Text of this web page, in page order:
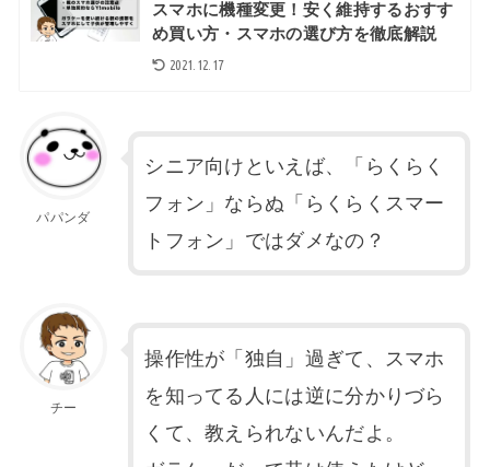
スマホに機種変更！安く維持するおすす
め買い方・スマホの選び方を徹底解説
2021.12.17
パパンダ
シニア向けといえば、「らくらく
フォン」ならぬ「らくらくスマー
トフォン」ではダメなの？
チー
操作性が「独自」過ぎて、スマホ
を知ってる人には逆に分かりづら
くて、教えられないんだよ。